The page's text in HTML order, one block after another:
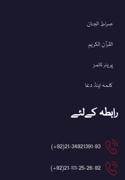
صراط الجنان
القرآن الکریم
پریئر ٹائمز
کلمہ اینڈ دعا
رابطہ کےلئے
21-34921391-93(92+)
21-111-25-26-92(92+)